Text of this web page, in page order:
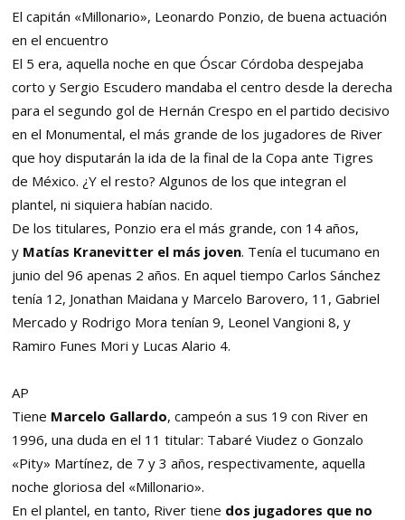
El capitán «Millonario», Leonardo Ponzio, de buena actuación
en el encuentro
El 5 era, aquella noche en que Óscar Córdoba despejaba
corto y Sergio Escudero mandaba el centro desde la derecha
para el segundo gol de Hernán Crespo en el partido decisivo
en el Monumental, el más grande de los jugadores de River
que hoy disputarán la ida de la final de la Copa ante Tigres
de México. ¿Y el resto? Algunos de los que integran el
plantel, ni siquiera habían nacido.
De los titulares, Ponzio era el más grande, con 14 años,
y Matías Kranevitter el más joven. Tenía el tucumano en
junio del 96 apenas 2 años. En aquel tiempo Carlos Sánchez
tenía 12, Jonathan Maidana y Marcelo Barovero, 11, Gabriel
Mercado y Rodrigo Mora tenían 9, Leonel Vangioni 8, y
Ramiro Funes Mori y Lucas Alario 4.
AP
Tiene Marcelo Gallardo, campeón a sus 19 con River en
1996, una duda en el 11 titular: Tabaré Viudez o Gonzalo
«Pity» Martínez, de 7 y 3 años, respectivamente, aquella
noche gloriosa del «Millonario».
En el plantel, en tanto, River tiene dos jugadores que no